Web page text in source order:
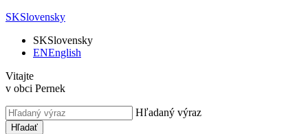
SKSlovensky
SKSlovensky
ENEnglish
Vitajte
v obci Pernek
Hľadaný výraz
Hľadať